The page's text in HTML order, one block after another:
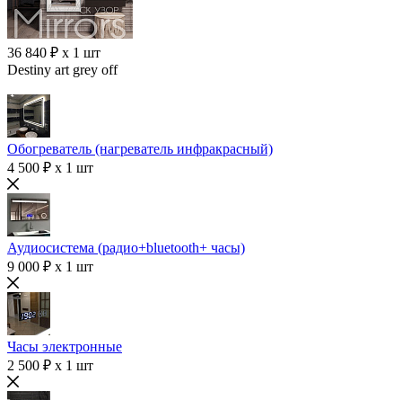
36 840 ₽ x 1 шт
Destiny art grey off
Обогреватель (нагреватель инфракрасный)
4 500 ₽ x 1 шт
Аудиосистема (радио+bluetooth+ часы)
9 000 ₽ x 1 шт
Часы электронные
2 500 ₽ x 1 шт